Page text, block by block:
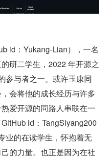
id：Yukang-Lian），一名
研二学生，2022 年开源之
参与者之一。或许玉康同
会将他的成长经历与许多
爱开源的同路人串联在一
id：TangSiyang200
业的在读学生，怀抱着无
的力量。也正是因为在社